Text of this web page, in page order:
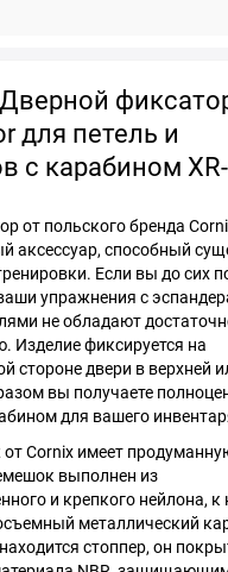
для петель и
с карабином
от польского бренда
аксессуар, способный
Если вы до сих
упражнения с
не обладают
Изделие фиксируется на
стороне двери в верхней
вы получаете
для вашего
Cornix имеет
выполнен из
и крепкого нейлона, к
металлический
стоппер, он